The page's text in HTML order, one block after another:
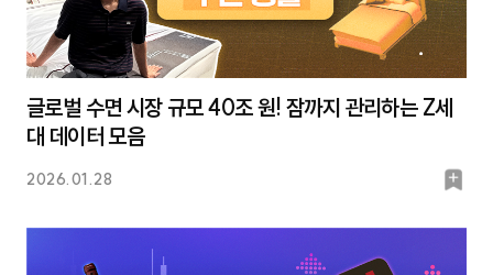
글로벌 수면 시장 규모 40조 원! 잠까지 관리하는 Z세
대 데이터 모음
2026.01.28
북